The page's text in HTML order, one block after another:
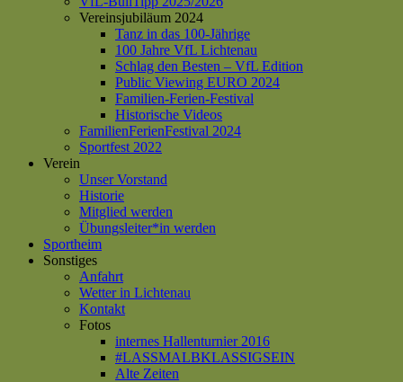
Vereinsjubiläum 2024
Tanz in das 100-Jährige
100 Jahre VfL Lichtenau
Schlag den Besten – VfL Edition
Public Viewing EURO 2024
Familien-Ferien-Festival
Historische Videos
FamilienFerienFestival 2024
Sportfest 2022
Verein
Unser Vorstand
Historie
Mitglied werden
Übungsleiter*in werden
Sportheim
Sonstiges
Anfahrt
Wetter in Lichtenau
Kontakt
Fotos
internes Hallenturnier 2016
#LASSMALBKLASSIGSEIN
Alte Zeiten